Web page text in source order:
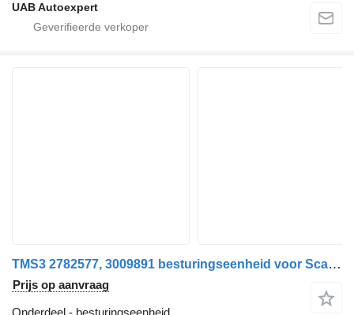
UAB Autoexpert
TMS3 2782577, 3009891 besturingseenheid voor Scania R460 trekker
Prijs op aanvraag